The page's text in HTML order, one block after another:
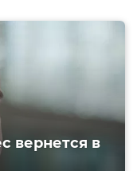
вернется в